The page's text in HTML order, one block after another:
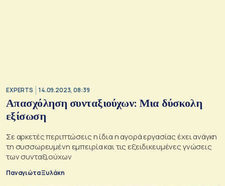
EXPERTS 14.09.2023, 08:39
Απασχόληση συνταξιούχων: Μια δύσκολη
εξίσωση
Σε αρκετές περιπτώσεις η ίδια η αγορά εργασίας έχει ανάγκη
τη συσσωρευμένη εμπειρία και τις εξειδικευμένες γνώσεις
των συνταξιούχων
Παναγιώτα Ξυλάκη